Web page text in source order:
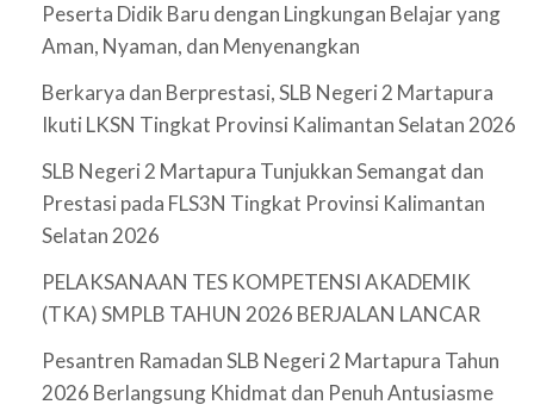
Peserta Didik Baru dengan Lingkungan Belajar yang
Aman, Nyaman, dan Menyenangkan
Berkarya dan Berprestasi, SLB Negeri 2 Martapura
Ikuti LKSN Tingkat Provinsi Kalimantan Selatan 2026
SLB Negeri 2 Martapura Tunjukkan Semangat dan
Prestasi pada FLS3N Tingkat Provinsi Kalimantan
Selatan 2026
PELAKSANAAN TES KOMPETENSI AKADEMIK
(TKA) SMPLB TAHUN 2026 BERJALAN LANCAR
Pesantren Ramadan SLB Negeri 2 Martapura Tahun
2026 Berlangsung Khidmat dan Penuh Antusiasme